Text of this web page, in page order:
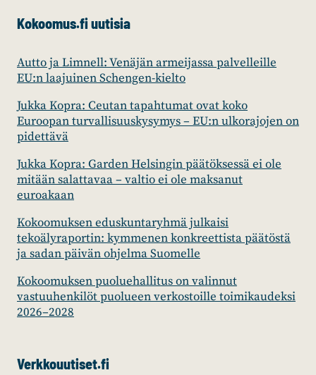
Kokoomus.fi uutisia
Autto ja Limnell: Venäjän armeijassa palvelleille
EU:n laajuinen Schengen-kielto
Jukka Kopra: Ceutan tapahtumat ovat koko
Euroopan turvallisuuskysymys – EU:n ulkorajojen on
pidettävä
Jukka Kopra: Garden Helsingin päätöksessä ei ole
mitään salattavaa – valtio ei ole maksanut
euroakaan
Kokoomuksen eduskuntaryhmä julkaisi
tekoälyraportin: kymmenen konkreettista päätöstä
ja sadan päivän ohjelma Suomelle
Kokoomuksen puoluehallitus on valinnut
vastuuhenkilöt puolueen verkostoille toimikaudeksi
2026–2028
Verkkouutiset.fi